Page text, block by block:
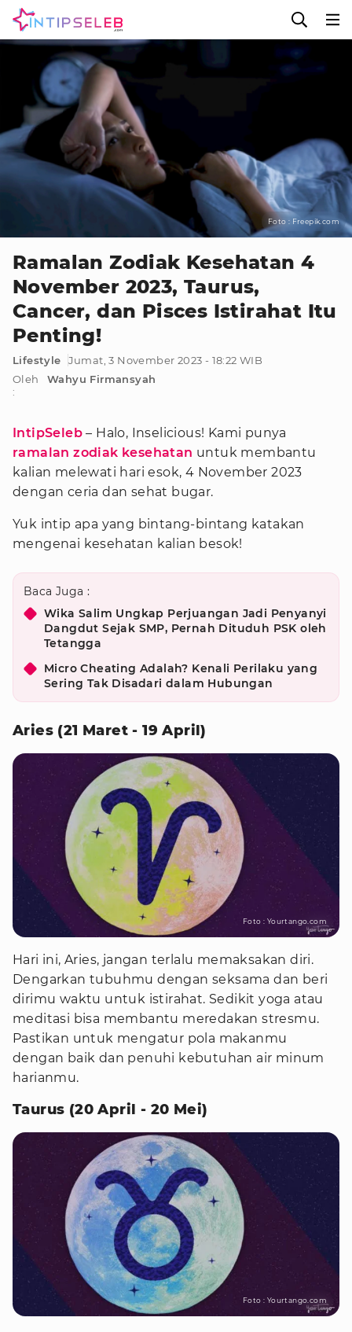
Foto : Freepik.com
Ramalan Zodiak Kesehatan 4
November 2023, Taurus,
Cancer, dan Pisces Istirahat Itu
Penting!
Lifestyle
Jumat, 3 November 2023 - 18:22 WIB
Oleh
:
Wahyu Firmansyah
IntipSeleb – Halo, Inselicious! Kami punya
ramalan zodiak kesehatan untuk membantu
kalian melewati hari esok, 4 November 2023
dengan ceria dan sehat bugar.
Yuk intip apa yang bintang-bintang katakan
mengenai kesehatan kalian besok!
Baca Juga :
Wika Salim Ungkap Perjuangan Jadi Penyanyi
Dangdut Sejak SMP, Pernah Dituduh PSK oleh
Tetangga
Micro Cheating Adalah? Kenali Perilaku yang
Sering Tak Disadari dalam Hubungan
Aries (21 Maret - 19 April)
Foto : Yourtango.com
Hari ini, Aries, jangan terlalu memaksakan diri.
Dengarkan tubuhmu dengan seksama dan beri
dirimu waktu untuk istirahat. Sedikit yoga atau
meditasi bisa membantu meredakan stresmu.
Pastikan untuk mengatur pola makanmu
dengan baik dan penuhi kebutuhan air minum
harianmu.
Taurus (20 April - 20 Mei)
Foto : Yourtango.com